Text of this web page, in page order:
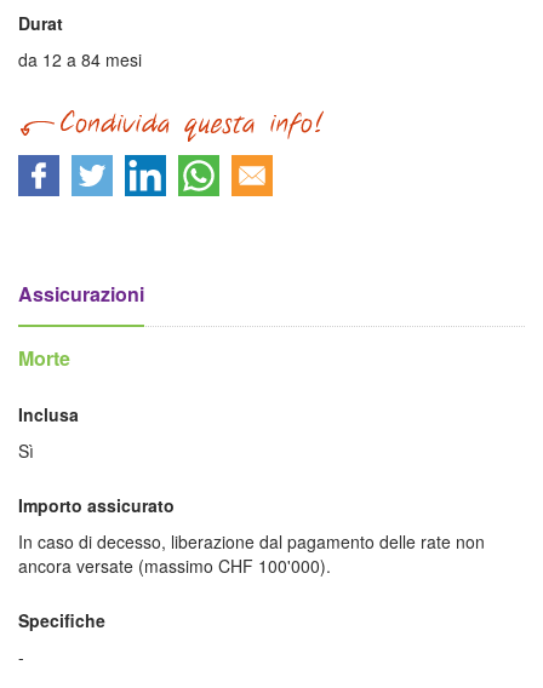
Durat
da 12 a 84 mesi
Assicurazioni
Morte
Inclusa
Sì
Importo assicurato
In caso di decesso, liberazione dal pagamento delle rate non
ancora versate (massimo CHF 100'000).
Specifiche
-